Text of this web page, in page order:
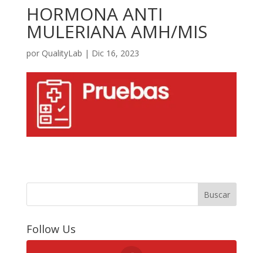
HORMONA ANTI
MULERIANA AMH/MIS
por QualityLab | Dic 16, 2023
Buscar
Follow Us